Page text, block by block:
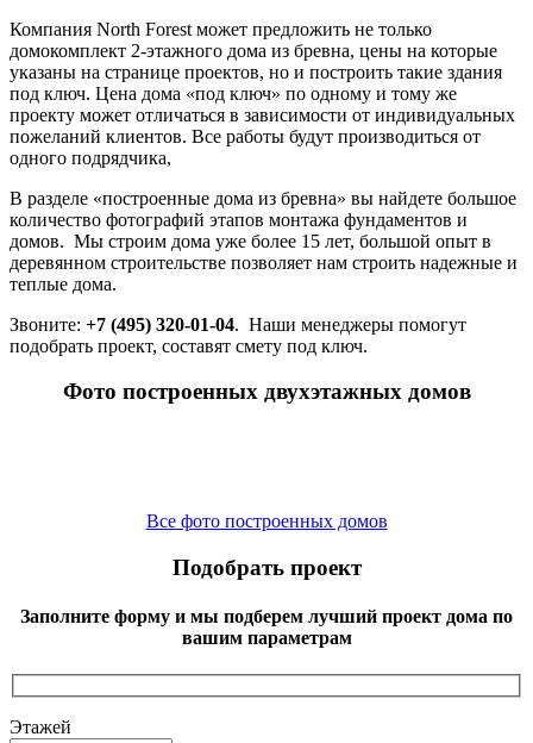
Компания North Forest может предложить не только
домокомплект 2-этажного дома из бревна, цены на которые
указаны на странице проектов, но и построить такие здания
под ключ. Цена дома «под ключ» по одному и тому же
проекту может отличаться в зависимости от индивидуальных
пожеланий клиентов. Все работы будут производиться от
одного подрядчика,
В разделе «построенные дома из бревна» вы найдете большое
количество фотографий этапов монтажа фундаментов и
домов. Мы строим дома уже более 15 лет, большой опыт в
деревянном строительстве позволяет нам строить надежные и
теплые дома.
Звоните: +7 (495) 320-01-04. Наши менеджеры помогут
подобрать проект, составят смету под ключ.
Фото построенных двухэтажных домов
Все фото построенных домов
Подобрать проект
Заполните форму и мы подберем лучший проект дома по
вашим параметрам
Этажей